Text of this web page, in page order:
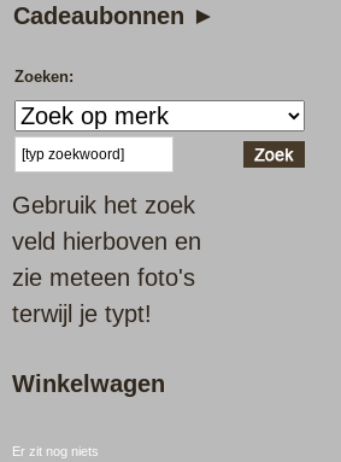
Cadeaubonnen ►
Zoeken:
Gebruik het zoek
veld hierboven en
zie meteen foto's
terwijl je typt!
Winkelwagen
Er zit nog niets